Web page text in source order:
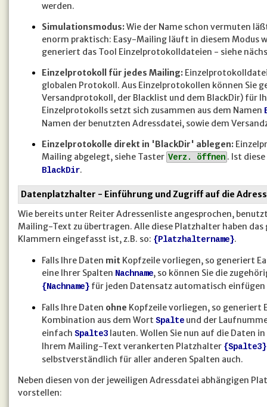
werden.
Simulationsmodus:Wie der Name schon vermuten
enorm praktisch: Easy-Mailing läuft in diesem Modus
generiert das Tool Einzelprotokolldateien - siehe
Einzelprotokoll für jedes Mailing:
globalen Protokoll. Aus Einzelprotokollen können Sie
Versandprotokoll, der Blacklist und dem BlackDir) für
Einzelprotokolls setzt sich zusammen aus dem Namen
Namen der benutzten Adressdatei, sowie dem
Einzelprotokolle direkt in 'BlackDir' ablegen:
Mailing abgelegt, siehe Taster Verz. öffnen . Ist
BlackDir.
Datenplatzhalter - Einführung und Zugriff auf die
Wie bereits unter Reiter Adressenliste angesprochen,
Mailing-Text zu übertragen. Alle diese Platzhalter haben
Klammern eingefasst ist, z.B. so: {Platzhaltername}.
Falls Ihre Daten mit Kopfzeile vorliegen, so generiert
eine Ihrer Spalten Nachname, so können Sie die
{Nachname} für jeden Datensatz automatisch
Falls Ihre Daten ohne Kopfzeile vorliegen, so generiert
Kombination aus dem Wort Spalte und der
einfach Spalte3 lauten. Wollen Sie nun auf die Daten
Ihrem Mailing-Text verankerten Platzhalter {Spalte3}
selbstverständlich für aller anderen Spalten auch.
Neben diesen von der jeweiligen Adressdatei abhängigen
vorstellen: